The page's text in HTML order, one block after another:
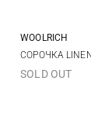
L
WOOLRICH
СОРОЧКА LINEN
SOLD OUT